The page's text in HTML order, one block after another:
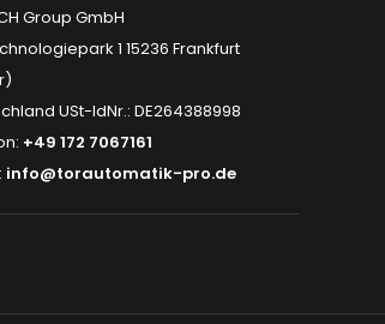
Group GmbH
1 15236 Frankfurt
USt-IdNr.: DE264388998
+49 172 7067161
info@torautomatik-pro.de